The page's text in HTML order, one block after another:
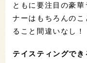
ともに要注目の豪
ナーはもちろんのこ
ること間違いなし！
テイスティングでき